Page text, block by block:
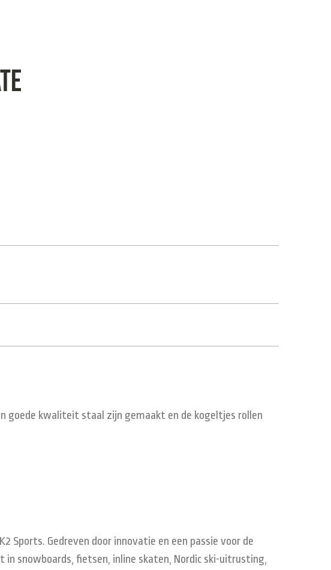
goede kwaliteit staal zijn gemaakt en de kogeltjes rollen
Sports. Gedreven door innovatie en een passie voor de
snowboards, fietsen, inline skaten, Nordic ski-uitrusting,